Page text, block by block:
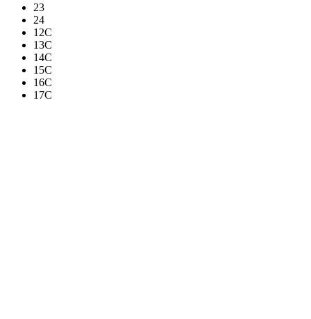
23
24
12C
13C
14C
15C
16C
17C